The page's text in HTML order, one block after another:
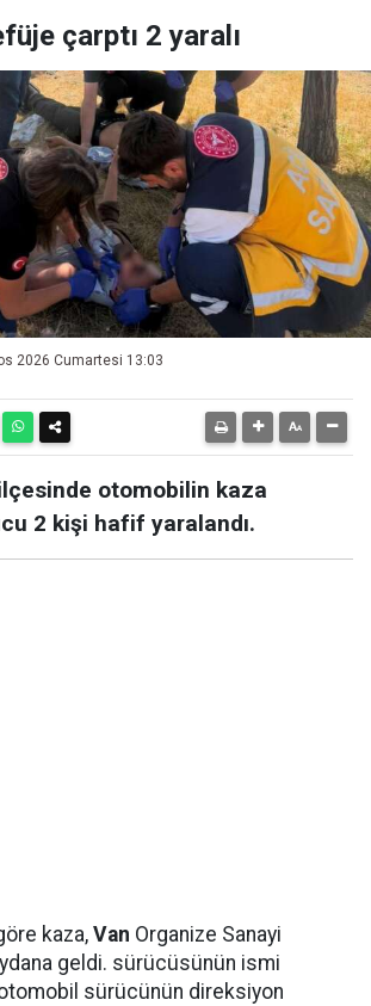
çarptı 2 yaralı
2026 Cumartesi 13:03
ilçesinde otomobilin kaza
2 kişi hafif yaralandı.
kaza, Van Organize Sanayi
geldi. sürücüsünün ismi
sürücünün direksiyon